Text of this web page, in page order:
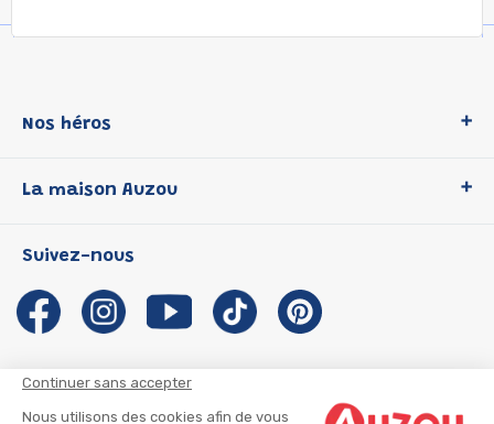
Continuer sans accepter
Nous utilisons des cookies afin de vous
Nos héros
P'tit Loup
Les Influenceuses
Migali
Petite Taupe
La maison Auzou
Notre histoire
Auzou s'engage
Auteurs et illustrateurs Auzou
Suivez-nous